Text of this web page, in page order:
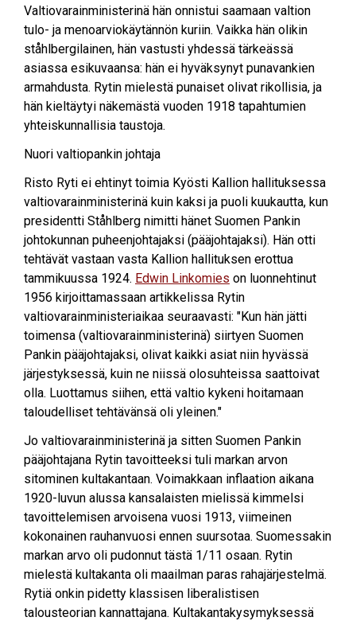
Valtiovarainministerinä hän onnistui saamaan valtion
tulo- ja menoarviokäytännön kuriin. Vaikka hän olikin
ståhlbergilainen, hän vastusti yhdessä tärkeässä
asiassa esikuvaansa: hän ei hyväksynyt punavankien
armahdusta. Rytin mielestä punaiset olivat rikollisia, ja
hän kieltäytyi näkemästä vuoden 1918 tapahtumien
yhteiskunnallisia taustoja.
Nuori valtiopankin johtaja
Risto Ryti ei ehtinyt toimia Kyösti Kallion hallituksessa
valtiovarainministerinä kuin kaksi ja puoli kuukautta, kun
presidentti Ståhlberg nimitti hänet Suomen Pankin
johtokunnan puheenjohtajaksi (pääjohtajaksi). Hän otti
tehtävät vastaan vasta Kallion hallituksen erottua
tammikuussa 1924. Edwin Linkomies on luonnehtinut
1956 kirjoittamassaan artikkelissa Rytin
valtiovarainministeriaikaa seuraavasti: "Kun hän jätti
toimensa (valtiovarainministerinä) siirtyen Suomen
Pankin pääjohtajaksi, olivat kaikki asiat niin hyvässä
järjestyksessä, kuin ne niissä olosuhteissa saattoivat
olla. Luottamus siihen, että valtio kykeni hoitamaan
taloudelliset tehtävänsä oli yleinen."
Jo valtiovarainministerinä ja sitten Suomen Pankin
pääjohtajana Rytin tavoitteeksi tuli markan arvon
sitominen kultakantaan. Voimakkaan inflaation aikana
1920-luvun alussa kansalaisten mielissä kimmelsi
tavoittelemisen arvoisena vuosi 1913, viimeinen
kokonainen rauhanvuosi ennen suursotaa. Suomessakin
markan arvo oli pudonnut tästä 1/11 osaan. Rytin
mielestä kultakanta oli maailman paras rahajärjestelmä.
Rytiä onkin pidetty klassisen liberalistisen
talousteorian kannattajana. Kultakantakysymyksessä